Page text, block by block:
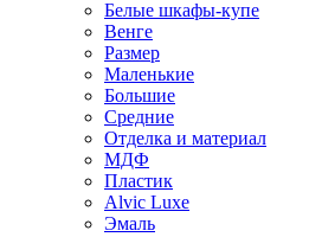
Белые шкафы-купе
Венге
Размер
Маленькие
Большие
Средние
Отделка и материал
МДФ
Пластик
Alvic Luxe
Эмаль